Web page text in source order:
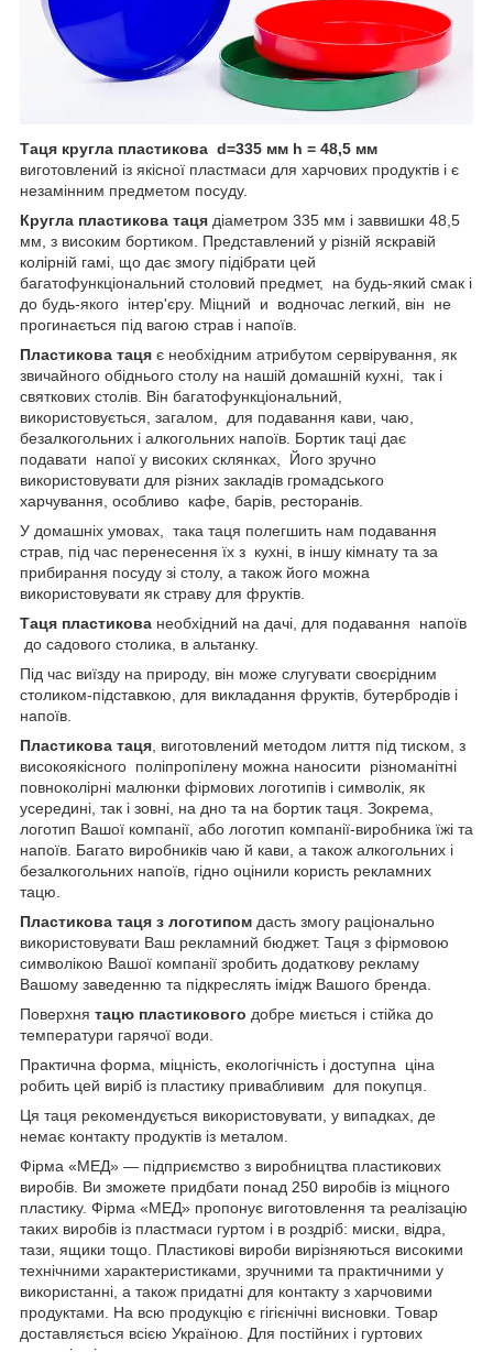
Таця кругла пластикова d=335 мм h = 48,5 мм
виготовлений із якісної пластмаси для харчових продуктів і є
незамінним предметом посуду.
Кругла пластикова таця діаметром 335 мм і заввишки 48,5
мм, з високим бортиком. Представлений у різній яскравій
колірній гамі, що дає змогу підібрати цей
багатофункціональний столовий предмет, на будь-який смак і
до будь-якого інтер'єру. Міцний и водночас легкий, він не
прогинається під вагою страв і напоїв.
Пластикова таця є необхідним атрибутом сервірування, як
звичайного обіднього столу на нашій домашній кухні, так і
святкових столів. Він багатофункціональний,
використовується, загалом, для подавання кави, чаю,
безалкогольних і алкогольних напоїв. Бортик таці дає
подавати напої у високих склянках, Його зручно
використовувати для різних закладів громадського
харчування, особливо кафе, барів, ресторанів.
У домашніх умовах, така таця полегшить нам подавання
страв, під час перенесення їх з кухні, в іншу кімнату та за
прибирання посуду зі столу, а також його можна
використовувати як страву для фруктів.
Таця пластикова необхідний на дачі, для подавання напоїв
до садового столика, в альтанку.
Під час виїзду на природу, він може слугувати своєрідним
столиком-підставкою, для викладання фруктів, бутербродів і
напоїв.
Пластикова таця, виготовлений методом лиття під тиском, з
високоякісного поліпропілену можна наносити різноманітні
повноколірні малюнки фірмових логотипів і символік, як
усередині, так і зовні, на дно та на бортик таця. Зокрема,
логотип Вашої компанії, або логотип компанії-виробника їжі та
напоїв. Багато виробників чаю й кави, а також алкогольних і
безалкогольних напоїв, гідно оцінили користь рекламних
тацю.
Пластикова таця з логотипом дасть змогу раціонально
використовувати Ваш рекламний бюджет. Таця з фірмовою
символікою Вашої компанії зробить додаткову рекламу
Вашому заведенню та підкреслять імідж Вашого бренда.
Поверхня тацю пластикового добре миється і стійка до
температури гарячої води.
Практична форма, міцність, екологічність і доступна ціна
робить цей виріб із пластику привабливим для покупця.
Ця таця рекомендується використовувати, у випадках, де
немає контакту продуктів із металом.
Фірма «МЕД» — підприємство з виробництва пластикових
виробів. Ви зможете придбати понад 250 виробів із міцного
пластику. Фірма «МЕД» пропонує виготовлення та реалізацію
таких виробів із пластмаси гуртом і в роздріб: миски, відра,
тази, ящики тощо. Пластикові вироби вирізняються високими
технічними характеристиками, зручними та практичними у
використанні, а також придатні для контакту з харчовими
продуктами. На всю продукцію є гігієнічні висновки. Товар
доставляється всією Україною. Для постійних і гуртових